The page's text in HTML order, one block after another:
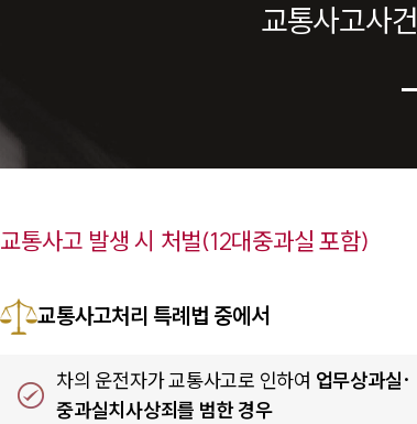
교통사고사건
교통사고 발생 시 처벌(12대중과실 포함)
교통사고처리 특례법 중에서
차의 운전자가 교통사고로 인하여 업무상과실·
중과실치사상죄를 범한 경우